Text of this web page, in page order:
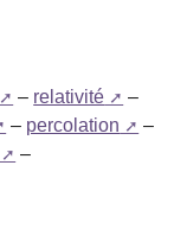
– relativité
–
– percolation
–
–